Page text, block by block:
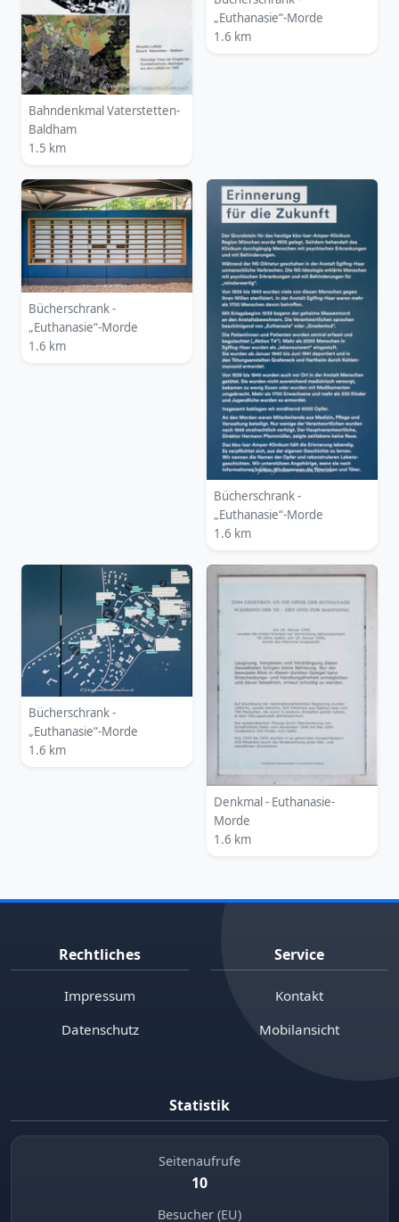
Bahndenkmal Vaterstetten-
Baldham
1.5 km
„Euthanasie“-Morde
1.6 km
Bücherschrank -
„Euthanasie“-Morde
1.6 km
Bücherschrank -
„Euthanasie“-Morde
1.6 km
Bücherschrank -
„Euthanasie“-Morde
1.6 km
Denkmal - Euthanasie-
Morde
1.6 km
Rechtliches
Impressum
Datenschutz
Service
Kontakt
Mobilansicht
Statistik
Seitenaufrufe
10
Besucher (EU)